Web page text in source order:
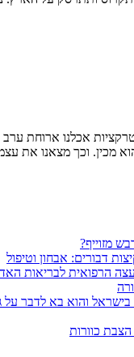
אכלנו ארוחת ערב
מכין. וכך מצאנו את
מזוייף?
דבורים: אבחון וטיפול
הרפואית לבריאות
בישראל והוא בא לדבר על
כוורות